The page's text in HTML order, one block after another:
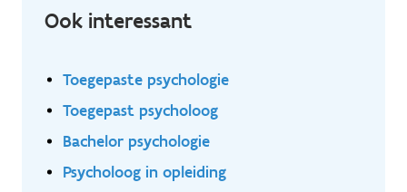
goede match zijn er op termijn zeker mogelijkheden
om mee te groeien met het bedrijf en meer
Ook interessant
Toegepaste psychologie
Toegepast psycholoog
Bachelor psychologie
Psycholoog in opleiding